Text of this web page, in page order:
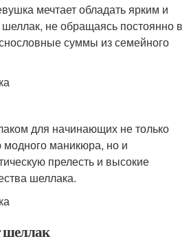
мечтает обладать ярким и
не обращаясь постоянно в
суммы из семейного
для начинающих не только
маникюра, но и
прелесть и высокие
шеллака.